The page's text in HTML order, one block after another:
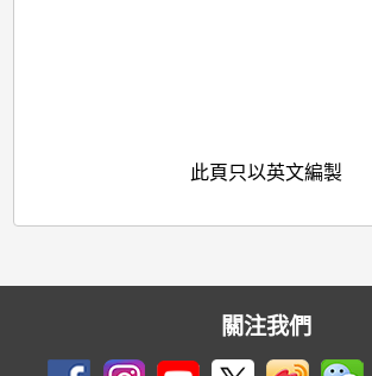
此頁只以英文編製
關注我們